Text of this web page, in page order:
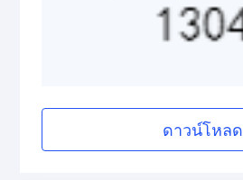
ดาวน์โหลด